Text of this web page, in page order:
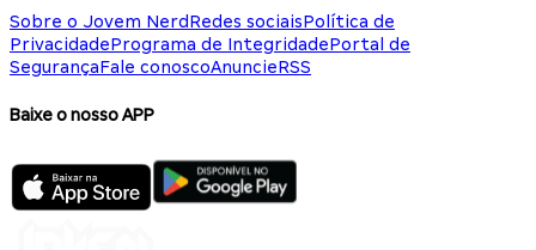
Sobre o Jovem NerdRedes sociaisPolítica de
PrivacidadePrograma de IntegridadePortal de
SegurançaFale conoscoAnuncieRSS
Baixe o nosso APP